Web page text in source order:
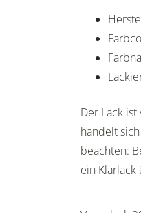
Der Lack
handelt
beachten:
ein